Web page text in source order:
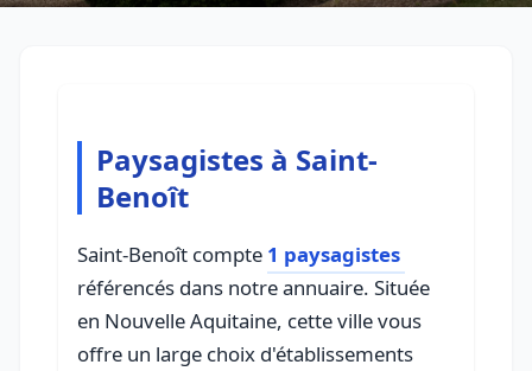
Paysagistes à Saint-
Benoît
Saint-Benoît compte 1 paysagistes
référencés dans notre annuaire. Située
en Nouvelle Aquitaine, cette ville vous
offre un large choix d'établissements